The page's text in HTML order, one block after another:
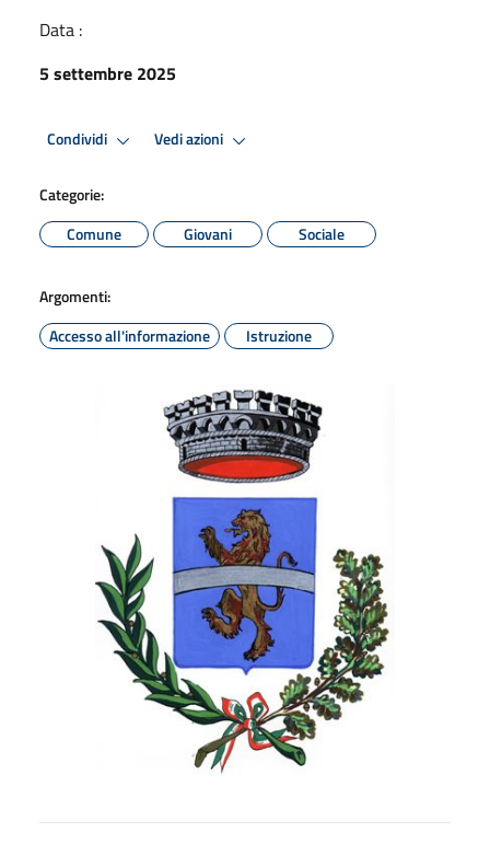
Data :
5 settembre 2025
Condividi Vedi azioni
Categorie:
Comune
Giovani Sociale
Argomenti:
Accesso all'informazione
Istruzione